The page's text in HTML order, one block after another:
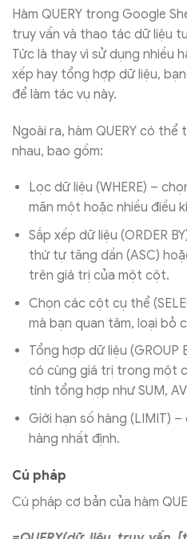
Hàm QUERY trong Google
truy vấn và thao tác dữ liệu
Tức là thay vì sử dụng nhiều
xếp hay tổng hợp dữ liệu,
để làm tác vụ này.
Ngoài ra, hàm QUERY có
nhau, bao gồm:
Lọc dữ liệu (WHERE) –
mãn một hoặc nhiều điều
Sắp xếp dữ liệu (ORDER
thứ tự tăng dần (ASC)
trên giá trị của một cột.
Chọn các cột cụ thể
mà bạn quan tâm, loại bỏ
Tổng hợp dữ liệu (GROUP
có cùng giá trị trong một
tính tổng hợp như SUM,
Giới hạn số hàng (LIMIT)
hàng nhất định.
Cú pháp
Cú pháp cơ bản của hàm